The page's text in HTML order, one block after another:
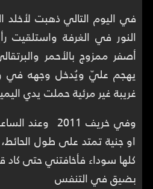
في اليوم التالي ذهبت لأخلد
النور في الغرفة واستلقيت
أصفر ممزوج بالأحمر
يهجم عليّ ويُدخل وجهه في
غريبة غير مرئية حملت يدي
او جنية تمتد على طول الحائط،
كلها سوداء فأخافتني حتى
بضيق في التنفس